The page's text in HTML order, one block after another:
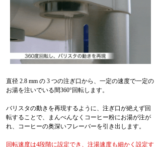
直径 2.8 mm の 3 つの注ぎ口から、一定の速度で一定の
お湯を注いでいる間360°回転します。
バリスタの動きを再現するように、注ぎ口が絶えず回
転することで、まんべんなくコーヒー粉にお湯が注が
れ、コーヒーの奥深いフレーバーを引き出します。
回転速度は4段階に設定でき、注湯速度も細かく設定す